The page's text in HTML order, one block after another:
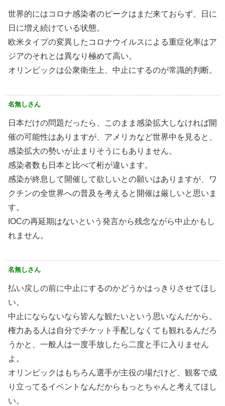
世界的にはコロナ感染者のピークはまだ来ておらず、日に
日に増え続けている状態。
欧米タイプの変異したコロナウイルスによる重症化率はア
ジアのそれとは異なり極めて高い。
オリンピックは公衆衛生上、中止にするのが常識的判断。
名無しさん
日本だけの問題だったら、このまま感染拡大しなければ開
催の可能性はありますが、アメリカなど世界中を見ると、
感染拡大の勢いが止まりそうにもありません。
感染者数も日本と比べて桁が違います。
感染が終息して開催して欲しいとの願いはありますが、ワ
クチンの全世界への普及を考えると開催は厳しいと思いま
す。
IOCの再延期はないという発言から残念ながら中止かもし
れません。
名無しさん
払い戻しの前に中止にするのかどうかはっきりさせてほし
い。
中止にならないなら皆んな観たいという思いなんだから。
権力ある人は自分でチケット手配しなくても観れるんだろ
うかと、一般人は一度手放したら二度と手に入りません
よ。
オリンピックはもちろん選手が主役の場だけど、観客で成
り立ってるイベントなんだからもっとちゃんと考えてほし
い。